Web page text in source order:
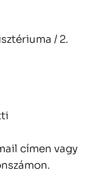
/ 2.
címen vagy